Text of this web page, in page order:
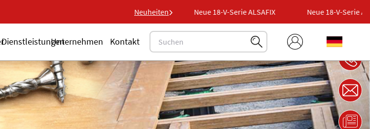
Neuheiten
Neue 18-V-Serie ALSAFIX Neue 18-V-Serie ALSAFIX Neue 18-V-Serie
DienstleistungenUnternehmen Kontakt